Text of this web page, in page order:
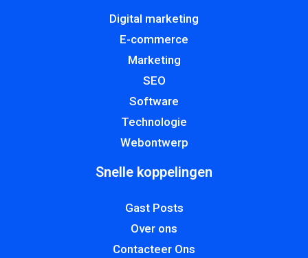
Digital marketing
E-commerce
Marketing
SEO
Software
Technologie
Webontwerp
Snelle koppelingen
Gast Posts
Over ons
Contacteer Ons